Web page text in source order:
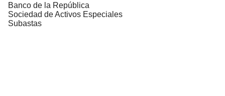
Banco de la República
Sociedad de Activos Especiales
Subastas